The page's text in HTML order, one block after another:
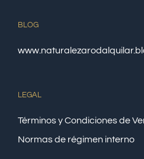
BLOG
LEGAL
Términos y Condiciones de
Normas de régimen interno